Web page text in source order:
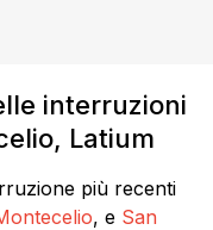
interruzioni
Latium
più recenti
, e San